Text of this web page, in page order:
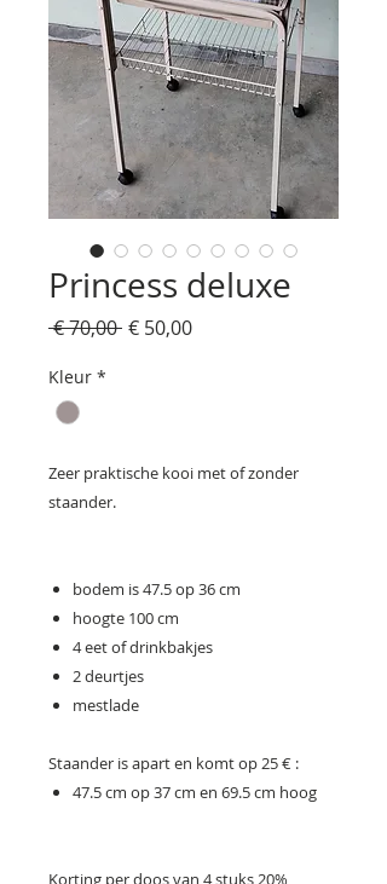
Princess deluxe
€ 70,00 Normale
€ 50,00Verkoopprijs
Kleur *
Zeer praktische kooi met of zonder
staander.
bodem is 47.5 op 36 cm
hoogte 100 cm
4 eet of drinkbakjes
2 deurtjes
mestlade
Staander is apart en komt op 25 € :
47.5 cm op 37 cm en 69.5 cm hoog
Korting per doos van 4 stuks 20%